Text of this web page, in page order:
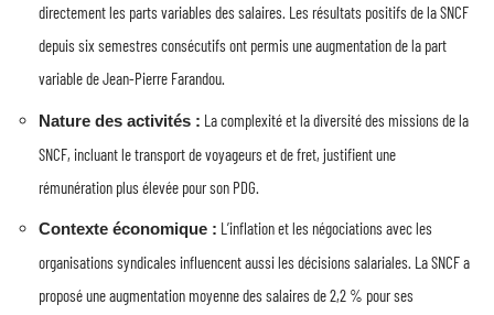
directement les parts variables des salaires. Les résultats positifs de la SNCF
depuis six semestres consécutifs ont permis une augmentation de la part
variable de Jean-Pierre Farandou.
Nature des activités : La complexité et la diversité des missions de la
SNCF, incluant le transport de voyageurs et de fret, justifient une
rémunération plus élevée pour son PDG.
Contexte économique : L’inflation et les négociations avec les
organisations syndicales influencent aussi les décisions salariales. La SNCF a
proposé une augmentation moyenne des salaires de 2,2 % pour ses